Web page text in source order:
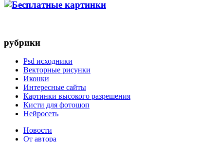
рубрики
Psd исходники
Векторные рисунки
Иконки
Интересные сайты
Картинки высокого разрешения
Кисти для фотошоп
Нейросеть
Новости
От автора